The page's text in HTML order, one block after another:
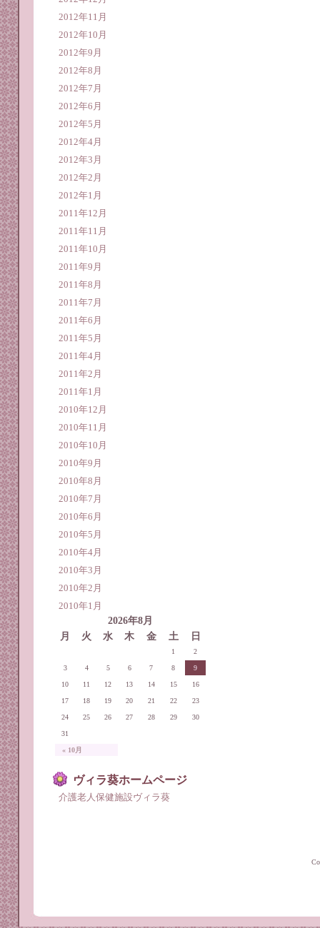
2012年11月
2012年10月
2012年9月
2012年8月
2012年7月
2012年6月
2012年5月
2012年4月
2012年3月
2012年2月
2012年1月
2011年12月
2011年11月
2011年10月
2011年9月
2011年8月
2011年7月
2011年6月
2011年5月
2011年4月
2011年2月
2011年1月
2010年12月
2010年11月
2010年10月
2010年9月
2010年8月
2010年7月
2010年6月
2010年5月
2010年4月
2010年3月
2010年2月
2010年1月
2026年8月
月
火 水 木 金 土 日
« 10月
1 2
3 4 5 6 7 8 9
10 11 12 13 14 15 16
17 18 19 20 21 22 23
24 25 26 27 28 29 30
31
ヴィラ葵ホームページ
介護老人保健施設ヴィラ葵